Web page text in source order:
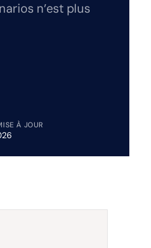
n’est plus
À JOUR